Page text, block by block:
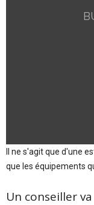
Il ne s'agit que d'une
que les équipements
Un conseiller